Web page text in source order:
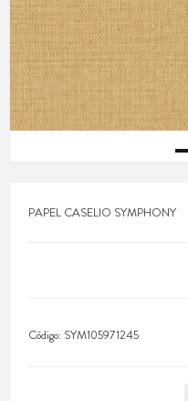
PAPEL CASELIO SYMPHONY
Código: SYM105971245